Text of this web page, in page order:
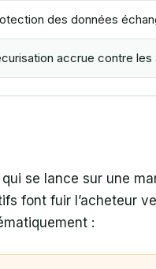
des données
accrue contre
se lance sur une
font fuir l’acheteur
: